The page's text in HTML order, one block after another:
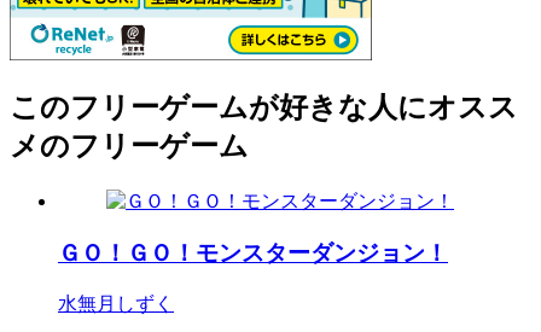
このフリーゲームが好きな人にオスス
メのフリーゲーム
ＧＯ！ＧＯ！モンスターダンジョン！
水無月しずく